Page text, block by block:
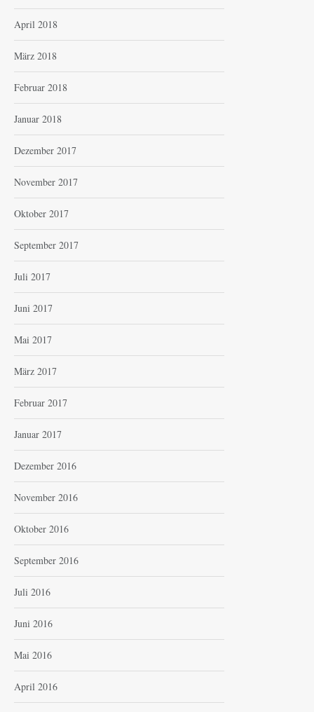
April 2018
März 2018
Februar 2018
Januar 2018
Dezember 2017
November 2017
Oktober 2017
September 2017
Juli 2017
Juni 2017
Mai 2017
März 2017
Februar 2017
Januar 2017
Dezember 2016
November 2016
Oktober 2016
September 2016
Juli 2016
Juni 2016
Mai 2016
April 2016